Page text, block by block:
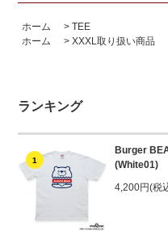
ホーム > TEE
ホーム
> XXXL取り扱い商品
ランキング
1
Burger
(White01)
4,200円(税